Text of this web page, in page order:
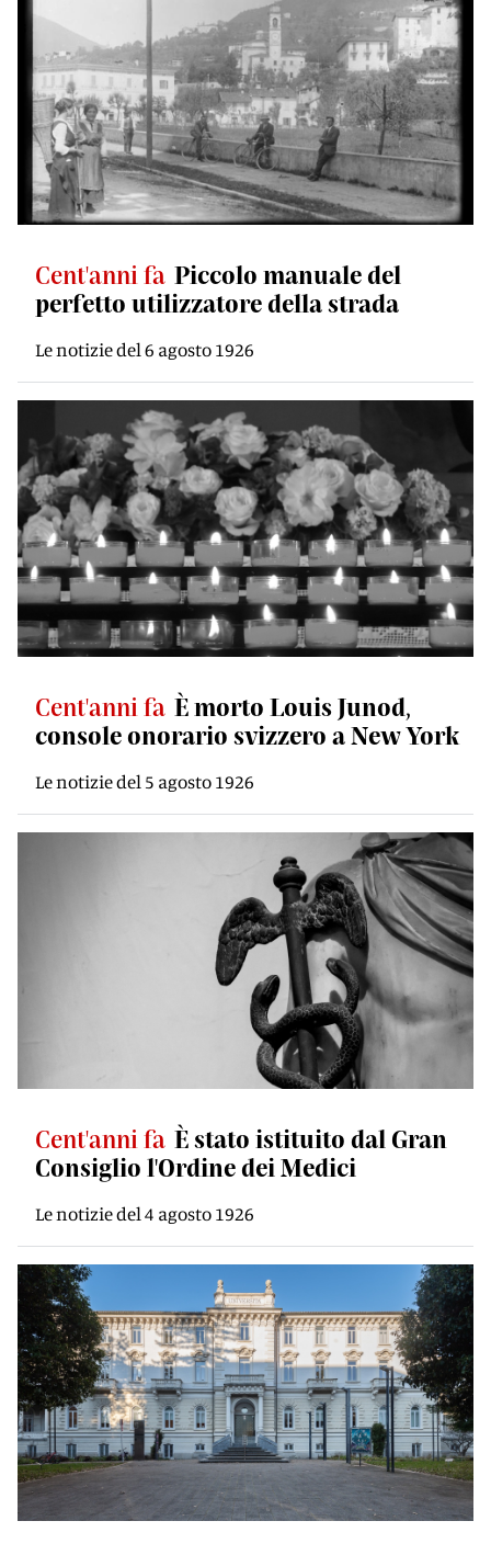
Cent'anni fa Piccolo manuale del
perfetto utilizzatore della strada
Le notizie del 6 agosto 1926
Cent'anni fa È morto Louis Junod,
console onorario svizzero a New York
Le notizie del 5 agosto 1926
Cent'anni fa È stato istituito dal Gran
Consiglio l'Ordine dei Medici
Le notizie del 4 agosto 1926